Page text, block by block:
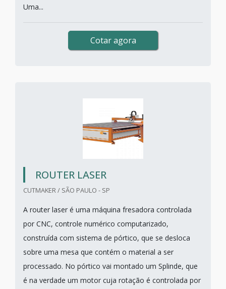
Uma...
Cotar agora
ROUTER LASER
CUTMAKER / SÃO PAULO - SP
A router laser é uma máquina fresadora controlada
por CNC, controle numérico computarizado,
construída com sistema de pórtico, que se desloca
sobre uma mesa que contém o material a ser
processado. No pórtico vai montado um Splinde, que
é na verdade um motor cuja rotação é controlada por